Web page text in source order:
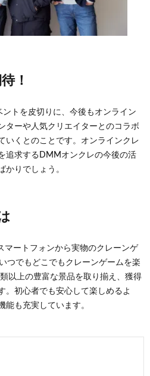
！
トを皮切りに、今後もオンライン
ターや人気クリエイターとのコラボ
いくとのことです。オンラインクレ
追求するDMMオンクレの今後の活
かりでしょう。
マートフォンから実物のクレーンゲ
つでもどこでもクレーンゲームを楽
以上の豊富な景品を取り揃え、獲得
。初心者でも安心して楽しめるよ
能も充実しています。